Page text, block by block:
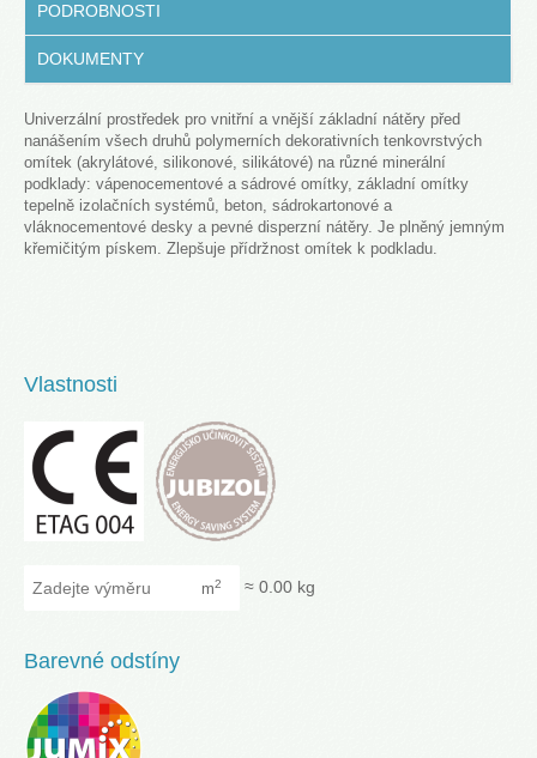
PODROBNOSTI
DOKUMENTY
Univerzální prostředek pro vnitřní a vnější základní nátěry před
nanášením všech druhů polymerních dekorativních tenkovrstvých
omítek (akrylátové, silikonové, silikátové) na různé minerální
podklady: vápenocementové a sádrové omítky, základní omítky
tepelně izolačních systémů, beton, sádrokartonové a
vláknocementové desky a pevné disperzní nátěry. Je plněný jemným
křemičitým pískem. Zlepšuje přídržnost omítek k podkladu.
Vlastnosti
m2 ≈ 0.00 kg
Barevné odstíny